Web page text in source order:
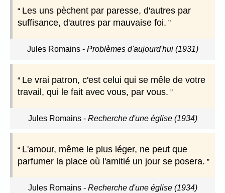
Les uns pèchent par paresse, d'autres par
suffisance, d'autres par mauvaise foi.
Jules Romains- Problèmes d'aujourd'hui (1931)
Le vrai patron, c'est celui qui se mêle de votre
travail, qui le fait avec vous, par vous.
Jules Romains- Recherche d'une église (1934)
L'amour, même le plus léger, ne peut que
parfumer la place où l'amitié un jour se posera.
Jules Romains- Recherche d'une église (1934)